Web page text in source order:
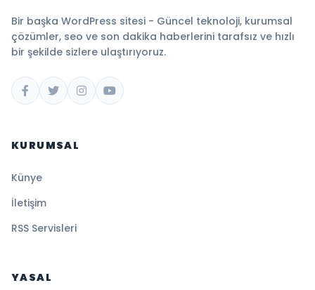
Bir başka WordPress sitesi - Güncel teknoloji, kurumsal
çözümler, seo ve son dakika haberlerini tarafsız ve hızlı
bir şekilde sizlere ulaştırıyoruz.
KURUMSAL
Künye
İletişim
RSS Servisleri
YASAL